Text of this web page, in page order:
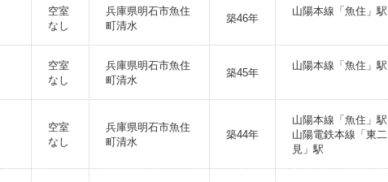
空室
なし
兵庫県明石市魚住
町清水
築46年
山陽本線「魚住」駅
空室
なし
兵庫県明石市魚住
町清水
築45年
山陽本線「魚住」駅
空室
なし
兵庫県明石市魚住
町清水
築44年
山陽本線「魚住」駅
山陽電鉄本線「東二
見」駅